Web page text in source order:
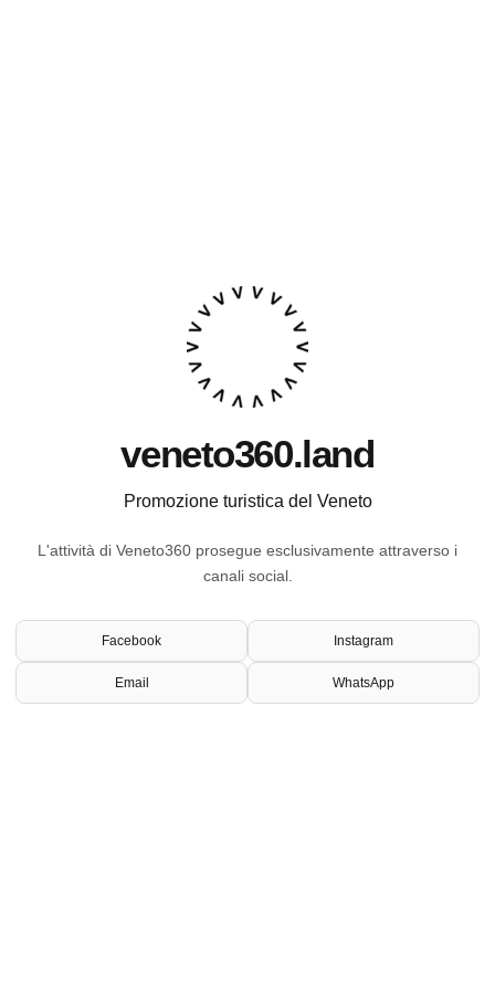
veneto360.land
Promozione turistica del Veneto
L'attività di Veneto360 prosegue esclusivamente attraverso i
canali social.
Facebook Instagram
Email WhatsApp